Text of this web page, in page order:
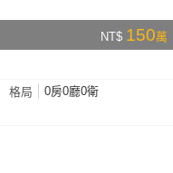
依建物坪數 大 → 小
依土地坪數 大 → 小
NT$ 150萬
格局
0房0廳0衛